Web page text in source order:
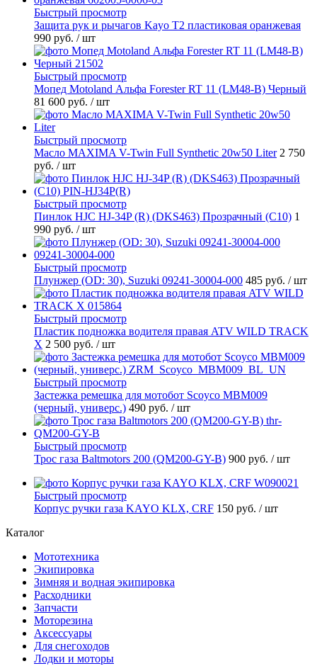
Быстрый просмотр
Защита рук и рычагов Kayo T2 пластиковая оранжевая
990 руб. / шт
Быстрый просмотр
Мопед Motoland Альфа Forester RT 11 (LM48-B) Черный
81 600 руб. / шт
Быстрый просмотр
Масло MAXIMA V-Twin Full Synthetic 20w50 Liter 2 750
руб. / шт
Быстрый просмотр
Пинлок HJC HJ-34P (R) (DKS463) Прозрачный (C10) 1
990 руб. / шт
Быстрый просмотр
Плунжер (OD: 30), Suzuki 09241-30004-000 485 руб. / шт
Быстрый просмотр
Пластик подножка водителя правая ATV WILD TRACK
X 2 500 руб. / шт
Быстрый просмотр
Застежка ремешка для мотобот Scoyco MBM009
(черный, универс.) 490 руб. / шт
Быстрый просмотр
Трос газа Baltmotors 200 (QM200-GY-B) 900 руб. / шт
Быстрый просмотр
Корпус ручки газа KAYO KLX, CRF 150 руб. / шт
Каталог
Мототехника
Экипировка
Зимняя и водная экипировка
Расходники
Запчасти
Моторезина
Аксессуары
Для снегоходов
Лодки и моторы